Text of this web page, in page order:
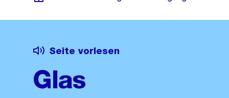
Deutsch
Seite vorlesen
Glas